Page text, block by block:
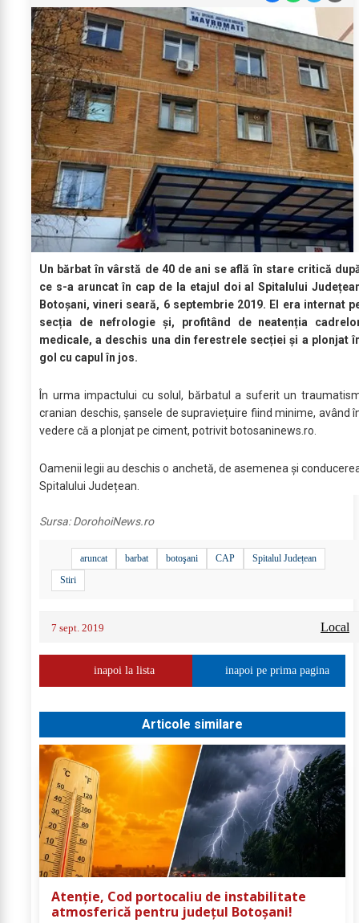
Un bărbat în vârstă de 40 de ani se află în stare critică
ce s-a aruncat în cap de la etajul doi al Spitalului
Botoșani, vineri seară, 6 septembrie 2019. El era internat
secția de nefrologie și, profitând de neatenția
medicale, a deschis una din ferestrele secției și a plonjat
gol cu capul în jos.
În urma impactului cu solul, bărbatul a suferit un
cranian deschis, șansele de supraviețuire fiind minime, având
vedere că a plonjat pe ciment, potrivit botosaninews.ro.
Oamenii legii au deschis o anchetă, de asemenea și
Spitalului Județean.
Sursa:DorohoiNews.ro
aruncat barbat botoşani CAP
Spitalul Județean
Stiri
7 sept. 2019 Local
inapoi la lista inapoi pe prima pagina
Articole similare
Atenție, Cod portocaliu de instabilitate
atmosferică pentru județul Botoșani!